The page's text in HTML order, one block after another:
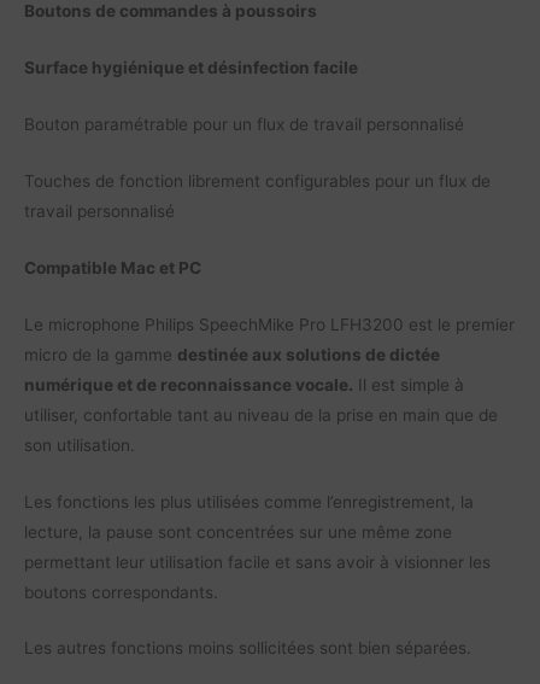
Boutons de commandes à poussoirs
Surface hygiénique et désinfection facile
Bouton paramétrable pour un flux de travail personnalisé
Touches de fonction librement configurables pour un flux de
travail personnalisé
Compatible Mac et PC
Le microphone Philips SpeechMike Pro LFH3200 est le premier
micro de la gamme destinée aux solutions de dictée
numérique et de reconnaissance vocale. Il est simple à
utiliser, confortable tant au niveau de la prise en main que de
son utilisation.
Les fonctions les plus utilisées comme l’enregistrement, la
lecture, la pause sont concentrées sur une même zone
permettant leur utilisation facile et sans avoir à visionner les
boutons correspondants.
Les autres fonctions moins sollicitées sont bien séparées.